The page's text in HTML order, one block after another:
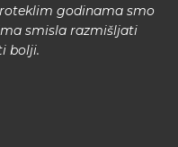
godinama smo
smisla razmišljati
bolji.